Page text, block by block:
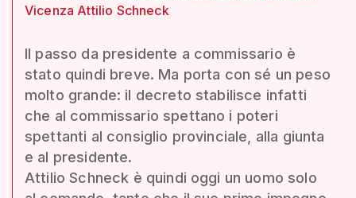
Vicenza Attilio Schneck
Il passo da presidente a commissario è
stato quindi breve. Ma porta con sé un peso
molto grande: il decreto stabilisce infatti
che al commissario spettano i poteri
spettanti al consiglio provinciale, alla giunta
e al presidente.
Attilio Schneck è quindi oggi un uomo solo